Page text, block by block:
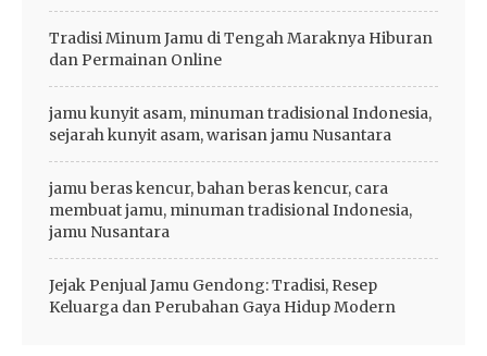
Tradisi Minum Jamu di Tengah Maraknya Hiburan
dan Permainan Online
jamu kunyit asam, minuman tradisional Indonesia,
sejarah kunyit asam, warisan jamu Nusantara
jamu beras kencur, bahan beras kencur, cara
membuat jamu, minuman tradisional Indonesia,
jamu Nusantara
Jejak Penjual Jamu Gendong: Tradisi, Resep
Keluarga dan Perubahan Gaya Hidup Modern